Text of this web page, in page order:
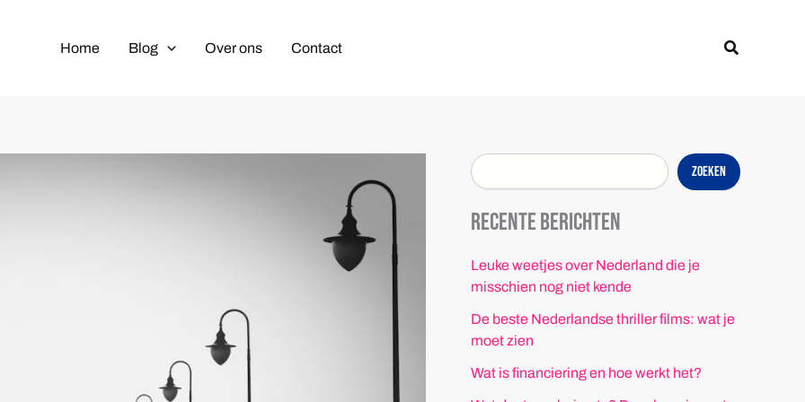
Home Blog Over ons Contact Zoeken
Zoeken
Recente berichten
Leuke weetjes over Nederland die je
misschien nog niet kende
De beste Nederlandse thriller films: wat je
moet zien
Wat is financiering en hoe werkt het?